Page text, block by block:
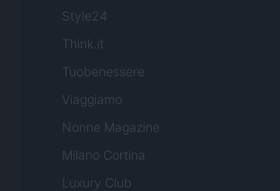
Style24
Think.it
Tuobenessere
Viaggiamo
Nonne Magazine
Milano Cortina
Luxury Club